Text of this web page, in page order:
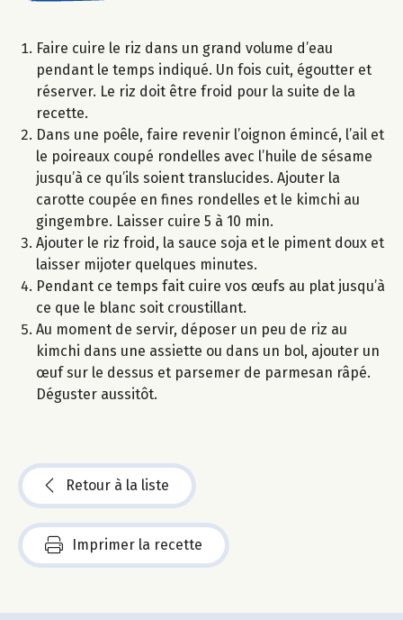
Faire cuire le riz dans un grand volume d’eau
pendant le temps indiqué. Un fois cuit, égoutter et
réserver. Le riz doit être froid pour la suite de la
recette.
Dans une poêle, faire revenir l’oignon émincé, l’ail et
le poireaux coupé rondelles avec l’huile de sésame
jusqu’à ce qu’ils soient translucides. Ajouter la
carotte coupée en fines rondelles et le kimchi au
gingembre. Laisser cuire 5 à 10 min.
Ajouter le riz froid, la sauce soja et le piment doux et
laisser mijoter quelques minutes.
Pendant ce temps fait cuire vos œufs au plat jusqu’à
ce que le blanc soit croustillant.
Au moment de servir, déposer un peu de riz au
kimchi dans une assiette ou dans un bol, ajouter un
œuf sur le dessus et parsemer de parmesan râpé.
Déguster aussitôt.
Retour à la liste
Imprimer la recette